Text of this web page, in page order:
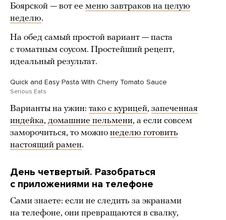
Боярской — вот ее меню завтраков на целую
неделю.
На обед самый простой вариант — паста
с томатным соусом. Простейший рецепт,
идеальный результат.
Quick and Easy Pasta With Cherry Tomato Sauce
Serious Eats
Варианты на ужин: тако с курицей, запеченная
индейка, домашние пельмени, а если совсем
заморочиться, то можно неделю готовить
настоящий рамен.
День четвертый. Разобраться
с приложениями на телефоне
Сами знаете: если не следить за экранами
на телефоне, они превращаются в свалку,